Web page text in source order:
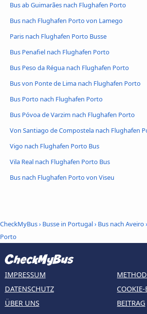
Bus ab Guimarães nach Flughafen Porto
Bus nach Flughafen Porto von Lamego
Paris nach Flughafen Porto Busse
Bus Penafiel nach Flughafen Porto
Bus Peso da Régua nach Flughafen Porto
Bus von Ponte de Lima nach Flughafen Porto
Bus Porto nach Flughafen Porto
Bus Póvoa de Varzim nach Flughafen Porto
Von Santiago de Compostela nach Flughafen
Vigo nach Flughafen Porto Bus
Vila Real nach Flughafen Porto Bus
Bus nach Flughafen Porto von Viseu
CheckMyBus› Busse in Portugal› Bus nach Aveiro›
Porto
IMPRESSUM
DATENSCHUTZ
ÜBER UNS
BEITRAG